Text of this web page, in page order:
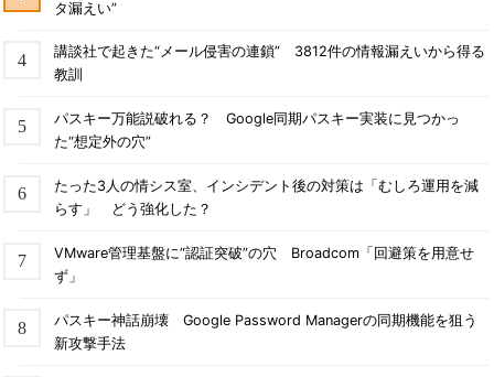
タ漏えい”
講談社で起きた“メール侵害の連鎖” 3812件の情報漏えいから得る
教訓
パスキー万能説破れる？ Google同期パスキー実装に見つかっ
た“想定外の穴”
たった3人の情シス室、インシデント後の対策は「むしろ運用を減
らす」 どう強化した？
VMware管理基盤に“認証突破”の穴 Broadcom「回避策を用意せ
ず」
パスキー神話崩壊 Google Password Managerの同期機能を狙う
新攻撃手法